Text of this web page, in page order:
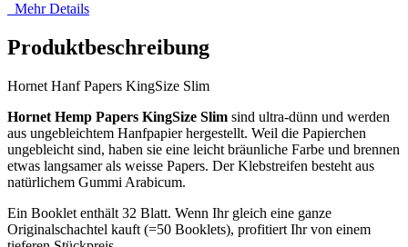
Mehr Details
Produktbeschreibung
Hornet Hanf Papers KingSize Slim
Hornet Hemp Papers KingSize Slim sind ultra-dünn und werden
aus ungebleichtem Hanfpapier hergestellt. Weil die Papierchen
ungebleicht sind, haben sie eine leicht bräunliche Farbe und brennen
etwas langsamer als weisse Papers. Der Klebstreifen besteht aus
natürlichem Gummi Arabicum.
Ein Booklet enthält 32 Blatt. Wenn Ihr gleich eine ganze
Originalschachtel kauft (=50 Booklets), profitiert Ihr von einem